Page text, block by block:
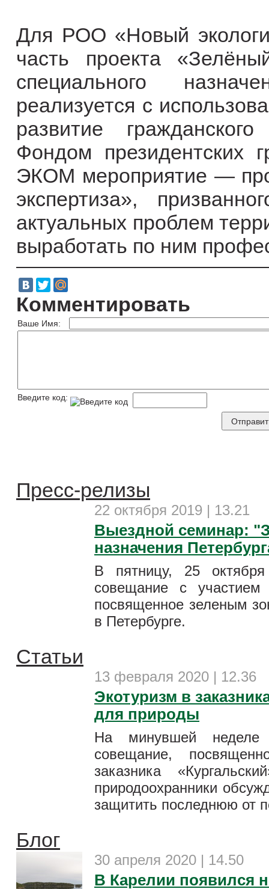
Для РОО «Новый
часть проекта
специального
реализуется с
развитие
Фондом президентских
ЭКОМ мероприятие —
экспертиза»,
актуальных проблем
выработать по ним
Комментировать
Ваше Имя:
Введите код:
Пресс-релизы
22 октября 2019 | 13.21
Выездной семинар:
назначения
В пятницу, 25
совещание с участием
посвященное зеленым
в Петербурге.
Статьи
13 февраля 2020 | 12.36
Экотуризм в
для природы
На минувшей неделе
совещание,
заказника
природоохранники
защитить последнюю от
Блог
30 апреля 2020 | 14.50
В Карелии появился